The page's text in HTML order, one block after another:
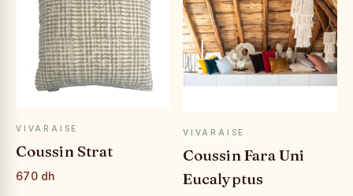
APERÇU RAPIDE
VIVARAISE
Coussin Strat
670 dh
APERÇU RAPIDE
VIVARAISE
Coussin Fara Uni
Eucalyptus